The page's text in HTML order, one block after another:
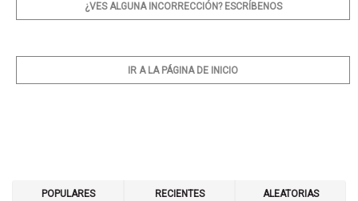
¿VES ALGUNA INCORRECCIÓN? ESCRÍBENOS
IR A LA PÁGINA DE INICIO
POPULARES RECIENTES ALEATORIAS